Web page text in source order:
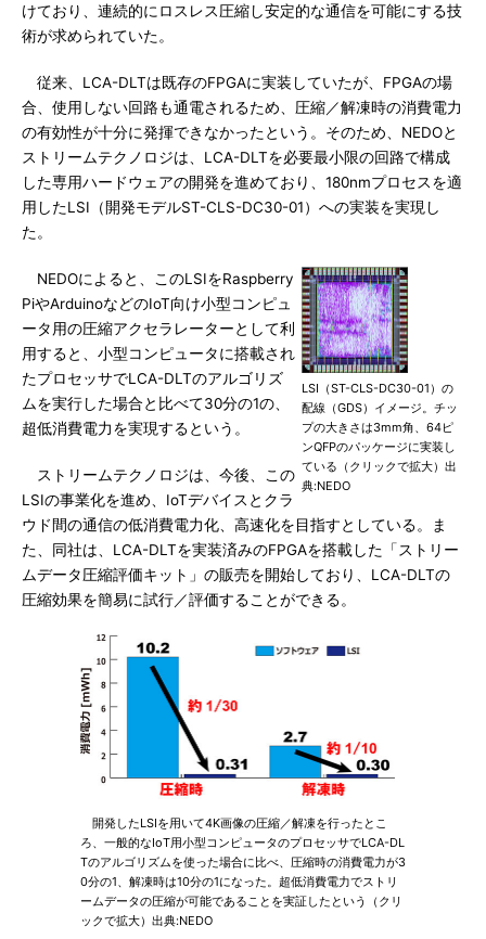
けており、連続的にロスレス圧縮し安定的な通信を可能にする技
術が求められていた。
従来、LCA-DLTは既存のFPGAに実装していたが、FPGAの場
合、使用しない回路も通電されるため、圧縮／解凍時の消費電力
の有効性が十分に発揮できなかったという。そのため、NEDOと
ストリームテクノロジは、LCA-DLTを必要最小限の回路で構成
した専用ハードウェアの開発を進めており、180nmプロセスを適
用したLSI（開発モデルST-CLS-DC30-01）への実装を実現し
た。
LSI（ST-CLS-DC30-01）の
配線（GDS）イメージ。チッ
プの大きさは3mm角、64ピ
ンQFPのパッケージに実装し
ている（クリックで拡大）出
典:NEDO
NEDOによると、このLSIをRaspberry
PiやArduinoなどのIoT向け小型コンピュ
ータ用の圧縮アクセラレーターとして利
用すると、小型コンピュータに搭載され
たプロセッサでLCA-DLTのアルゴリズ
ムを実行した場合と比べて30分の1の、
超低消費電力を実現するという。
ストリームテクノロジは、今後、この
LSIの事業化を進め、IoTデバイスとクラ
ウド間の通信の低消費電力化、高速化を目指すとしている。ま
た、同社は、LCA-DLTを実装済みのFPGAを搭載した「ストリー
ムデータ圧縮評価キット」の販売を開始しており、LCA-DLTの
圧縮効果を簡易に試行／評価することができる。
開発したLSIを用いて4K画像の圧縮／解凍を行ったとこ
ろ、一般的なIoT用小型コンピュータのプロセッサでLCA-DL
Tのアルゴリズムを使った場合に比べ、圧縮時の消費電力が3
0分の1、解凍時は10分の1になった。超低消費電力でストリ
ームデータの圧縮が可能であることを実証したという（クリ
ックで拡大）出典:NEDO